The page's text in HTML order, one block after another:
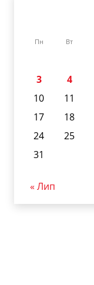
Пн Вт
3
4
10
11
17
18
24
25
31
« Лип